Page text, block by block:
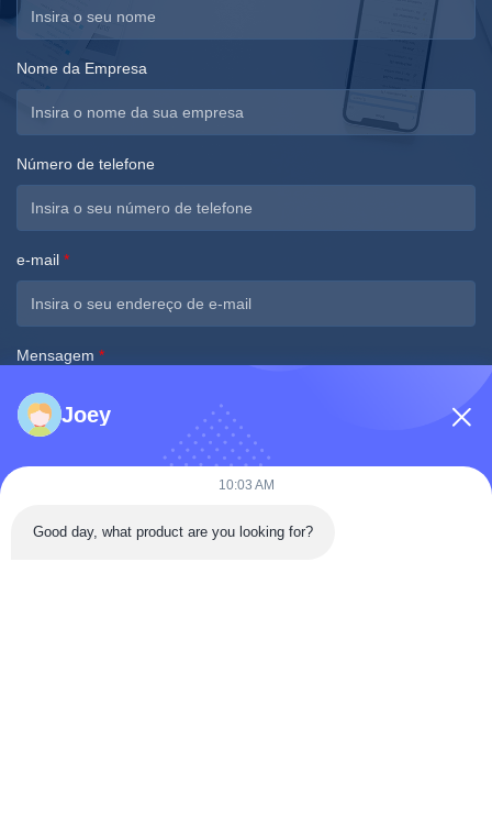
Nome da Empresa
Número de telefone
e-mail *
Mensagem *
Envie agora
Joey
10:03 AM
Good day, what product are you looking for?